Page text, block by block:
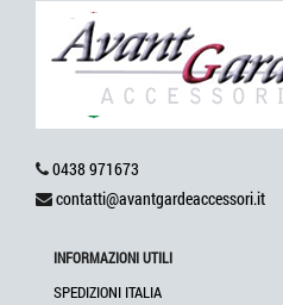
0438 971673
contatti@avantgardeaccessori.it
INFORMAZIONI UTILI
SPEDIZIONI ITALIA